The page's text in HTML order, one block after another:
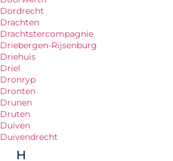
Dordrecht
Drachten
Drachtstercompagnie
Driebergen-Rijsenburg
Driehuis
Driel
Dronryp
Dronten
Drunen
Druten
Duiven
Duivendrecht
H